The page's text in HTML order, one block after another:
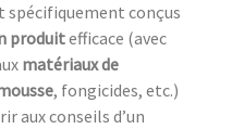
spécifiquement conçus
produitefficace (avec
matériaux de
, fongicides, etc.)
aux conseils d’un